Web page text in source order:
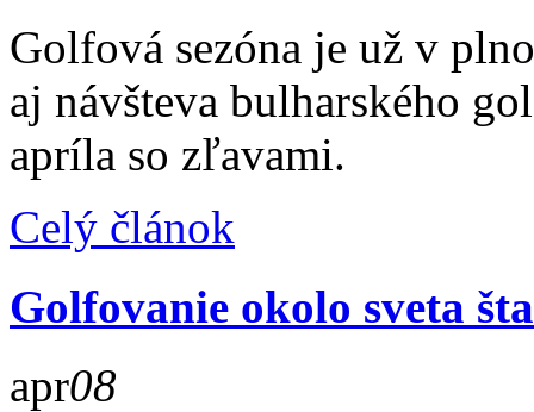
Golfová sezóna je už v
aj návšteva bulharského
apríla so zľavami.
Celý článok
Golfovanie okolo sveta
apr08